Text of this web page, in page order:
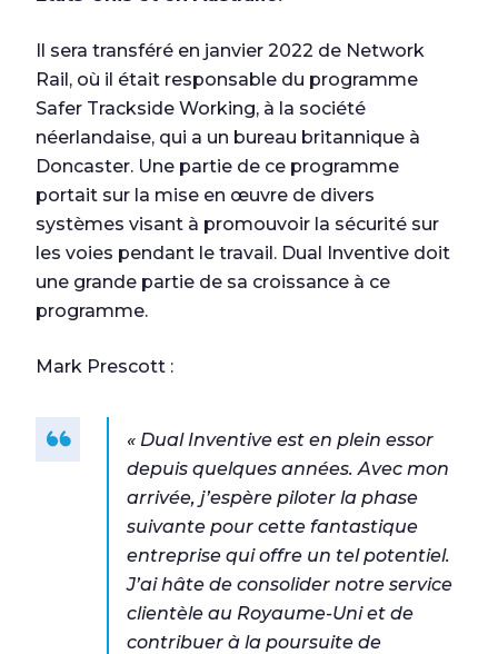
Il sera transféré en janvier 2022 de Network
Rail, où il était responsable du programme
Safer Trackside Working, à la société
néerlandaise, qui a un bureau britannique à
Doncaster. Une partie de ce programme
portait sur la mise en œuvre de divers
systèmes visant à promouvoir la sécurité sur
les voies pendant le travail. Dual Inventive doit
une grande partie de sa croissance à ce
programme.
Mark Prescott :
« Dual Inventive est en plein essor
depuis quelques années. Avec mon
arrivée, j’espère piloter la phase
suivante pour cette fantastique
entreprise qui offre un tel potentiel.
J’ai hâte de consolider notre service
clientèle au Royaume-Uni et de
contribuer à la poursuite de